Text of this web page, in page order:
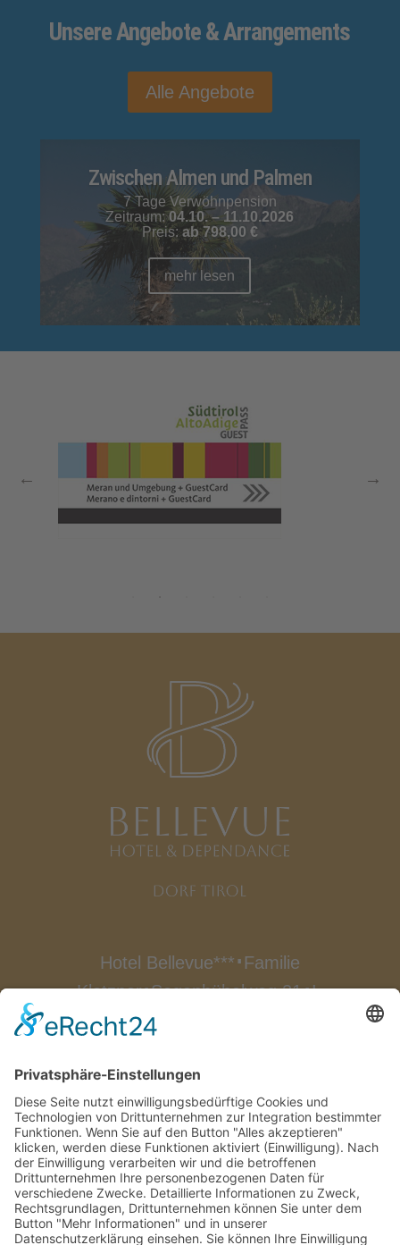
UnsereAngebote& Arrangements
Alle Angebote
Zwischen Almen und Palmen
7 Tage Verwöhnpension
Zeitraum:04.10. – 11.10.2026
Preis: ab 798,00 €
mehr lesen
Hotel Bellevue*** ∎ Familie
Klotzner ∎ Segenbühelweg 21 ∎ I-
39019 Dorf Tirol
Tel. 0039 0473 923 522
0473 923 174 info@bellevue-
hotel.com
